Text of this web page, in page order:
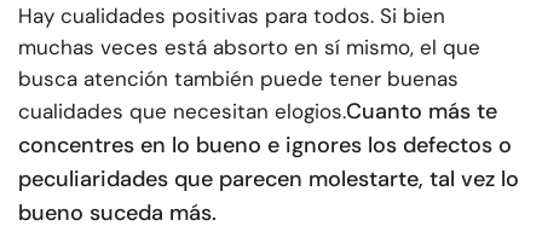
Hay cualidades positivas para todos. Si bien
muchas veces está absorto en sí mismo, el que
busca atención también puede tener buenas
cualidades que necesitan elogios.Cuanto más te
concentres en lo bueno e ignores los defectos o
peculiaridades que parecen molestarte, tal vez lo
bueno suceda más.